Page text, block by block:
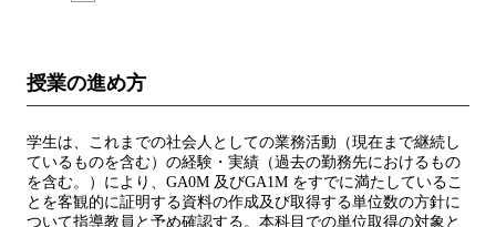
授業の進め方
学生は、これまでの社会人としての業務活動（現在まで継続し
ているものを含む）の経験・実績（過去の勤務先におけるもの
を含む。）により、GA0M 及びGA1M をすでに満たしているこ
とを客観的に証明する資料の作成及び取得する単位数の方針に
ついて指導教員と予め確認する。本科目での単位取得の対象と